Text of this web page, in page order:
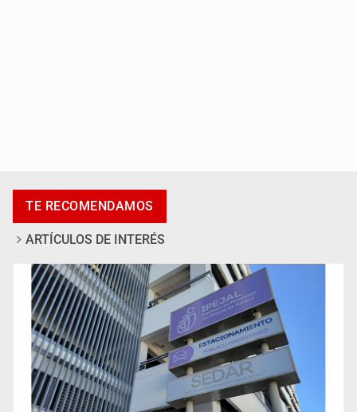
Jalisco plantará 250 mil árboles
TE RECOMENDAMOS
ARTÍCULOS DE INTERÉS